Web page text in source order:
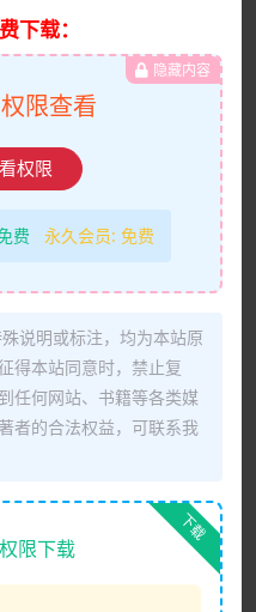
下载：
隐藏内容
限查看
权限
费 永久会员: 免费
说明或标注，均为本站原
得本站同意时，禁止复
任何网站、书籍等各类媒
者的合法权益，可联系我
下载
限下载